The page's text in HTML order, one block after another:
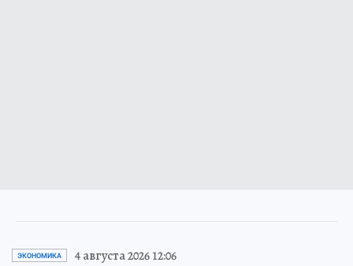
ЭКОНОМИКА 4 августа 2026 12:06